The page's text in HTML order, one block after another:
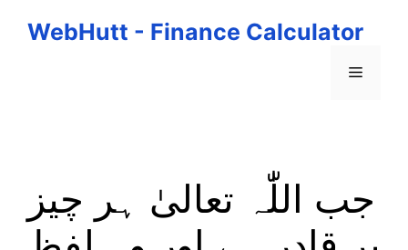
WebHutt - Finance Calculator
Menu
جب اللّٰہ تعالیٰ ہر چیز